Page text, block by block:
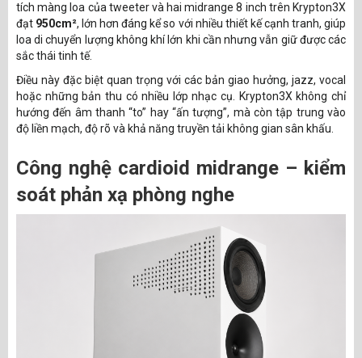
tích màng loa của tweeter và hai midrange 8 inch trên Krypton3X
đạt 950cm², lớn hơn đáng kể so với nhiều thiết kế cạnh tranh, giúp
loa di chuyển lượng không khí lớn khi cần nhưng vẫn giữ được các
sắc thái tinh tế.
Điều này đặc biệt quan trọng với các bản giao hưởng, jazz, vocal
hoặc những bản thu có nhiều lớp nhạc cụ. Krypton3X không chỉ
hướng đến âm thanh “to” hay “ấn tượng”, mà còn tập trung vào
độ liền mạch, độ rõ và khả năng truyền tải không gian sân khấu.
Công nghệ cardioid midrange – kiểm
soát phản xạ phòng nghe